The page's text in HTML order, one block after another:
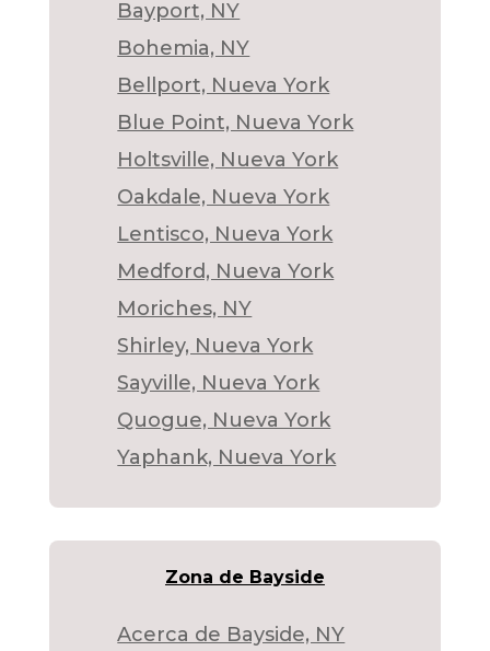
Bayport, NY
Bohemia, NY
Bellport, Nueva York
Blue Point, Nueva York
Holtsville, Nueva York
Oakdale, Nueva York
Lentisco, Nueva York
Medford, Nueva York
Moriches, NY
Shirley, Nueva York
Sayville, Nueva York
Quogue, Nueva York
Yaphank, Nueva York
Zona de Bayside
Acerca de Bayside, NY